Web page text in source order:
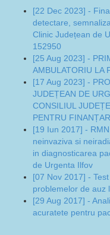
[22 Dec 2023] -
detectare,
Clinic Județean de
152950
[25 Aug 2023] -
AMBULATORIU LA
[17 Aug 2023] -
JUDEȚEAN DE
CONSILIUL
PENTRU
[19 Iun 2017] -
neinvaziva si
in diagnosticarea
de Urgenta Ilfov
[07 Nov 2017] -
problemelor de auz
[29 Aug 2017] -
acuratete pentru